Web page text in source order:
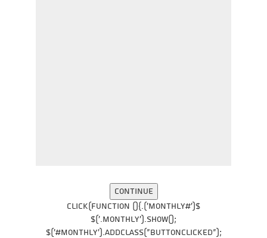
$('#monthly').click(function (){
$('.monthly').show();
$('#monthly').addClass("buttonClicked");